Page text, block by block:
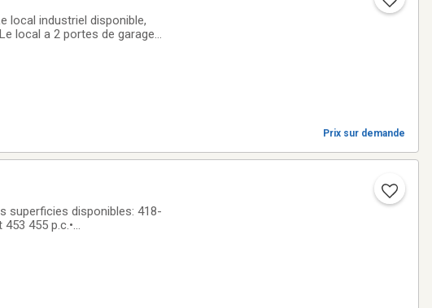
local industriel disponible,
local a 2 portes de garages
Prix sur demande
disponibles: 418-
455 p.c.•